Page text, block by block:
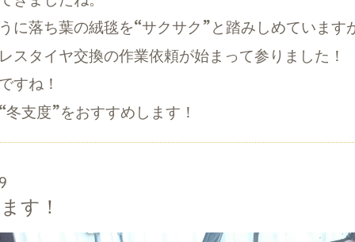
落ち葉の絨毯を“サクサク”と踏みしめています
タイヤ交換の作業依頼が始まって参りました！
すね！
支度”をおすすめします！
す！